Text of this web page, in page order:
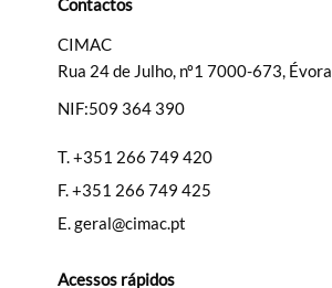
Filtros
Contactos
CIMAC
Rua 24 de Julho, nº1 7000-673, Évora
NIF:509 364 390
T.+351 266 749 420
F.+351 266 749 425
E.geral@cimac.pt
Acessos rápidos